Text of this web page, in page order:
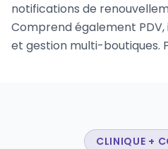
notifications de
Comprend également
et gestion multi-boutiques.
CLINIQUE +